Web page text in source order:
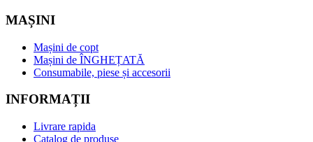
MAȘINI
Mașini de copt
Mașini de ÎNGHEȚATĂ
Consumabile, piese și accesorii
INFORMAȚII
Livrare rapida
Catalog de produse